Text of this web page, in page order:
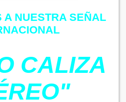
A NUESTRA SEÑAL
CALIZA